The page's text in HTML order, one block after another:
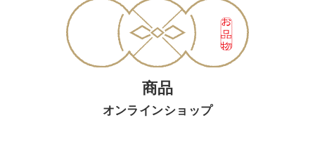
商品
オンラインショップ